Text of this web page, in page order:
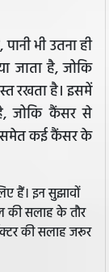
भी उतना ही
जाता है, जोकि
रखता है। इसमें
जोकि कैंसर से
समेत कई कैंसर के
हैं। इन सुझावों
की सलाह के तौर
की सलाह जरूर